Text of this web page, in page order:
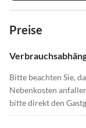
Preise
Bitte beachten Sie,
Nebenkosten
bitte direkt den